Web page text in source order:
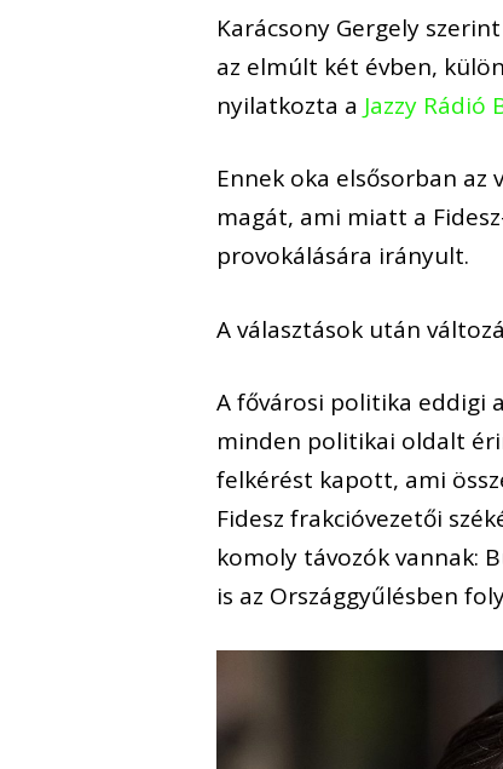
Karácsony Gergely
az elmúlt két évben,
nyilatkozta a Jazzy Rádió
Ennek oka elsősorban
magát, ami miatt a
provokálására irányult.
A választások után
A fővárosi politika eddigi
minden politikai oldalt
felkérést kapott, ami
Fidesz frakcióvezetői
komoly távozók vannak:
is az Országgyűlésben